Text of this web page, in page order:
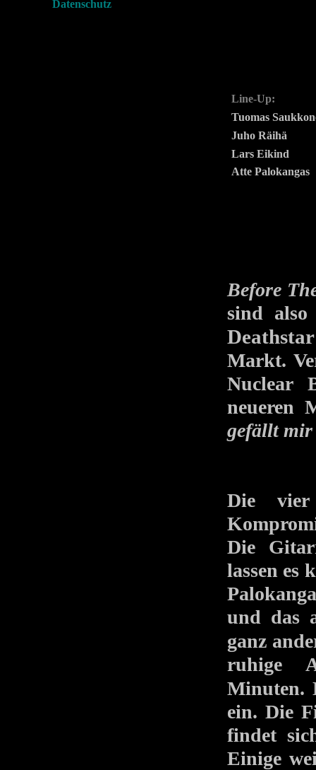
Line-Up:
Tuomas
Juho Räihä
Lars Eikind
Atte Palokangas
Before
sind
Markt.
Nuclear
neueren
gefällt mir
Die
Die
lassen es
und das
ganz
ruhige
Minuten.
ein. Die
findet
Einige